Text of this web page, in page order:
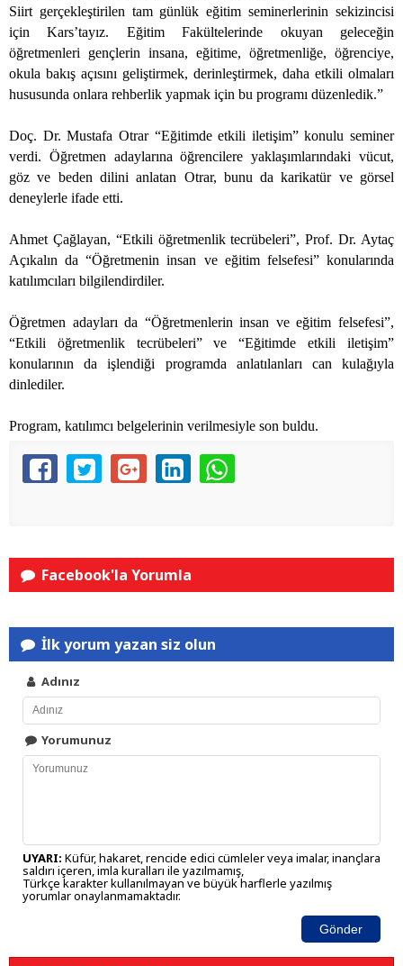
Siirt gerçekleştirilen tam günlük eğitim seminerlerinin sekizincisi
için Kars’tayız. Eğitim Fakültelerinde okuyan geleceğin
öğretmenleri gençlerin insana, eğitime, öğretmenliğe, öğrenciye,
okula bakış açısını geliştirmek, derinleştirmek, daha etkili olmaları
hususunda onlara rehberlik yapmak için bu programı düzenledik.”
Doç. Dr. Mustafa Otrar “Eğitimde etkili iletişim” konulu seminer
verdi. Öğretmen adaylarına öğrencilere yaklaşımlarındaki vücut,
göz ve beden dilini anlatan Otrar, bunu da karikatür ve görsel
deneylerle ifade etti.
Ahmet Çağlayan, “Etkili öğretmenlik tecrübeleri”, Prof. Dr. Aytaç
Açıkalın da “Öğretmenin insan ve eğitim felsefesi” konularında
katılımcıları bilgilendirdiler.
Öğretmen adayları da “Öğretmenlerin insan ve eğitim felsefesi”,
“Etkili öğretmenlik tecrübeleri” ve “Eğitimde etkili iletişim”
konularının da işlendiği programda anlatılanları can kulağıyla
dinlediler.
Program, katılımcı belgelerinin verilmesiyle son buldu.
Facebook'la Yorumla
İlk yorum yazan siz olun
Adınız
Yorumunuz
UYARI: Küfür, hakaret, rencide edici cümleler veya imalar, inançlara
saldırı içeren, imla kuralları ile yazılmamış,
Türkçe karakter kullanılmayan ve büyük harflerle yazılmış
yorumlar onaylanmamaktadır.
Gönder